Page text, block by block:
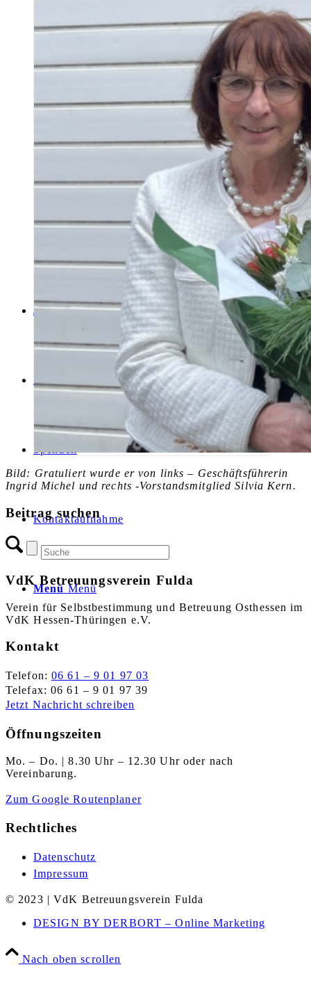
Curriculum
Infostände
Jobs
Downloads
Kontaktaufnahme
Menü Menü
Bild: Gratuliert wurde er von links – Geschäftsführerin
Ingrid Michel und rechts -Vorstandsmitglied Silvia Kern.
Beitrag suchen
VdK Betreuungsverein Fulda
Verein für Selbstbestimmung und Betreuung Osthessen im
VdK Hessen-Thüringen e.V.
Kontakt
Telefon:06 61 – 9 01 97 03
Telefax: 06 61 – 9 01 97 39
Jetzt Nachricht schreiben
Öffnungszeiten
Mo. – Do. | 8.30 Uhr – 12.30 Uhr oder nach
Vereinbarung.
Zum Google Routenplaner
Rechtliches
Datenschutz
Impressum
© 2023 | VdK Betreuungsverein Fulda
DESIGN BY DERBORT – Online Marketing
Nach oben scrollen